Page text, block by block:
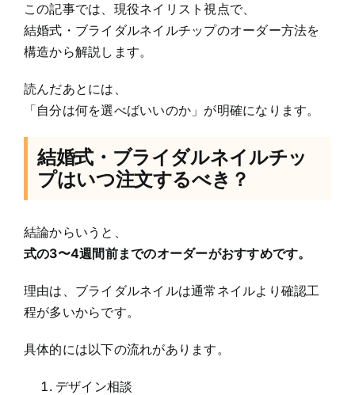
この記事では、現役ネイリスト視点で、
結婚式・ブライダルネイルチップのオーダー方法を
構造から解説します。
読んだあとには、
「自分は何を選べばいいのか」が明確になります。
結婚式・ブライダルネイルチッ
プはいつ注文するべき？
結論からいうと、
式の3〜4週間前までのオーダーがおすすめです。
理由は、ブライダルネイルは通常ネイルより確認工
程が多いからです。
具体的には以下の流れがあります。
デザイン相談